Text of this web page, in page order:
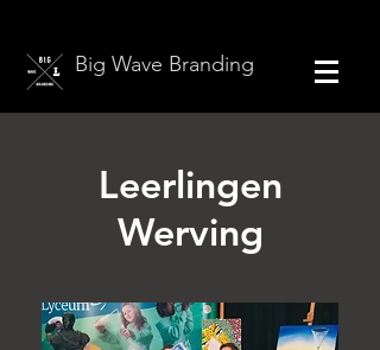
Big Wave Branding
Leerlingen
Werving